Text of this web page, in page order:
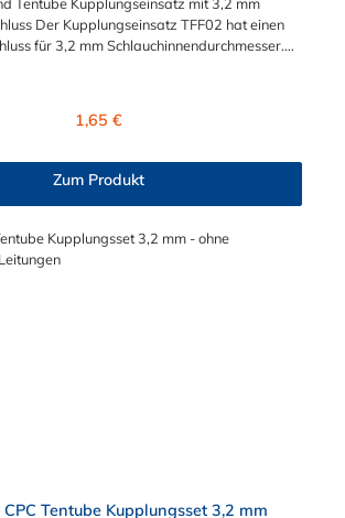
Der Kupplungseinsatz TFF02 hat einen
für 3,2 mm Schlauchinnendurchmesser.
Regulärer Preis:
1,65 €
Zum Produkt
Tentube Kupplungsset 3,2 mm